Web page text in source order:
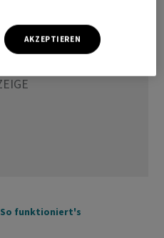
So funktioniert's
AKZEPTIEREN